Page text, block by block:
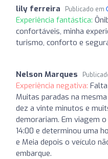
lily ferreira Publicado em
Experiência fantástica:
confortáveis, minha
turismo, conforto e
Nelson Marques
Experiência negativa:
Muitas paradas na
dez a vinte minutos e
demorariam. Em viagem
14:00 e determinou uma
e Meia depois o veículo
embarque.